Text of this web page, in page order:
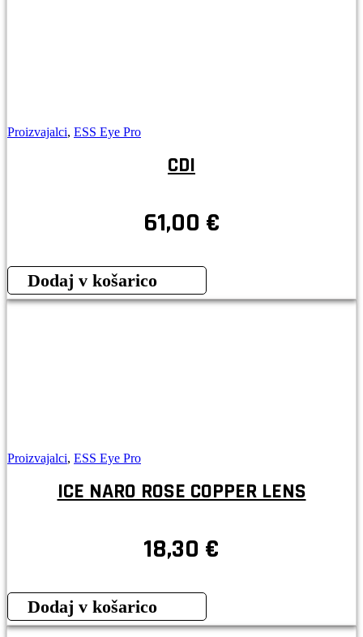
Proizvajalci, ESS Eye Pro
CDI
61,00 €
Dodaj v košarico
Proizvajalci, ESS Eye Pro
ICE NARO ROSE COPPER LENS
18,30 €
Dodaj v košarico